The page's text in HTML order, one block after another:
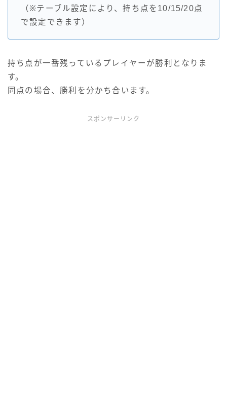
（※テーブル設定により、持ち点を10/15/20点
で設定できます）
持ち点が一番残っているプレイヤーが勝利となりま
す。
同点の場合、勝利を分かち合います。
スポンサーリンク